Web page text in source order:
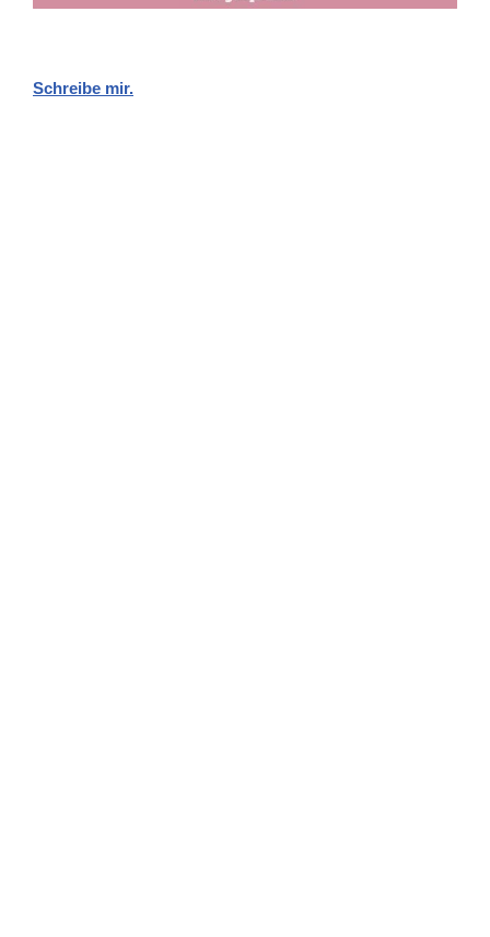
Schreibe mir.